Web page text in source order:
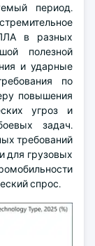
период.
в разных
полезной
и ударные
по
повышения
угроз и
задач.
требований
для грузовых
спрос.